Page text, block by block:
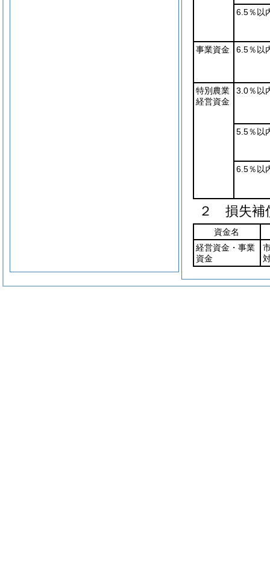
6.5％以
事業資金 6.5％以
特別農業
経営資金
3.0％以
5.5％以
6.5％以
２ 損失補
資金名
経営資金・事業
資金